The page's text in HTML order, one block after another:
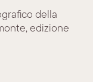
della
edizione